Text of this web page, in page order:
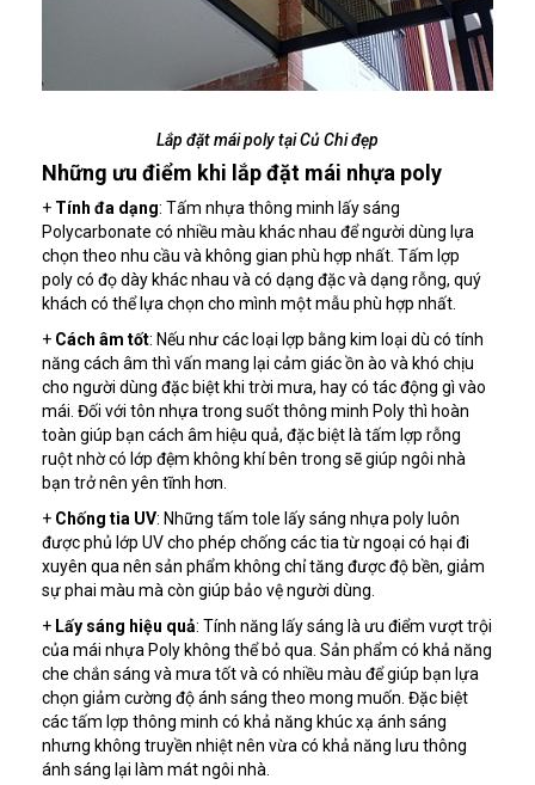
Lắp đặt mái poly tại Củ Chi đẹp
Những ưu điểm khi lắp đặt mái nhựa poly
+ Tính đa dạng: Tấm nhựa thông minh lấy sáng
Polycarbonate có nhiều màu khác nhau để người dùng lựa
chọn theo nhu cầu và không gian phù hợp nhất. Tấm lợp
poly có đọ dày khác nhau và có dạng đặc và dạng rỗng, quý
khách có thể lựa chọn cho mình một mẫu phù hợp nhất.
+ Cách âm tốt: Nếu như các loại lợp bằng kim loại dù có tính
năng cách âm thì vấn mang lại cảm giác ồn ào và khó chịu
cho người dùng đặc biệt khi trời mưa, hay có tác động gì vào
mái. Đối với tôn nhựa trong suốt thông minh Poly thì hoàn
toàn giúp bạn cách âm hiệu quả, đặc biệt là tấm lợp rỗng
ruột nhờ có lớp đệm không khí bên trong sẽ giúp ngôi nhà
bạn trở nên yên tĩnh hơn.
+ Chống tia UV: Những tấm tole lấy sáng nhựa poly luôn
được phủ lớp UV cho phép chống các tia từ ngoại có hại đi
xuyên qua nên sản phẩm không chỉ tăng được độ bền, giảm
sự phai màu mà còn giúp bảo vệ người dùng.
+ Lấy sáng hiệu quả: Tính năng lấy sáng là ưu điểm vượt trội
của mái nhựa Poly không thể bỏ qua. Sản phẩm có khả năng
che chắn sáng và mưa tốt và có nhiều màu để giúp bạn lựa
chọn giảm cường độ ánh sáng theo mong muốn. Đặc biệt
các tấm lợp thông minh có khả năng khúc xạ ánh sáng
nhưng không truyền nhiệt nên vừa có khả năng lưu thông
ánh sáng lại làm mát ngôi nhà.